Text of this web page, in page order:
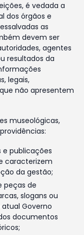
é vedada a
dos órgãos e
as
devem ser
agentes
resultados da
legais,
não apresentem
museológicas,
publicações
caracterizem
da gestão;
peças de
slogans ou
Governo
documentos